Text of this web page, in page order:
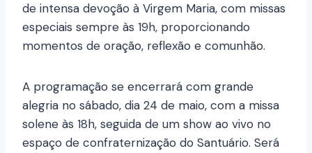
de intensa devoção à Virgem Maria, com missas
especiais sempre às 19h, proporcionando
momentos de oração, reflexão e comunhão.
A programação se encerrará com grande
alegria no sábado, dia 24 de maio, com a missa
solene às 18h, seguida de um show ao vivo no
espaço de confraternização do Santuário. Será